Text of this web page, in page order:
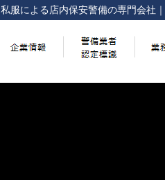
私服による店内保安警備の専門会社